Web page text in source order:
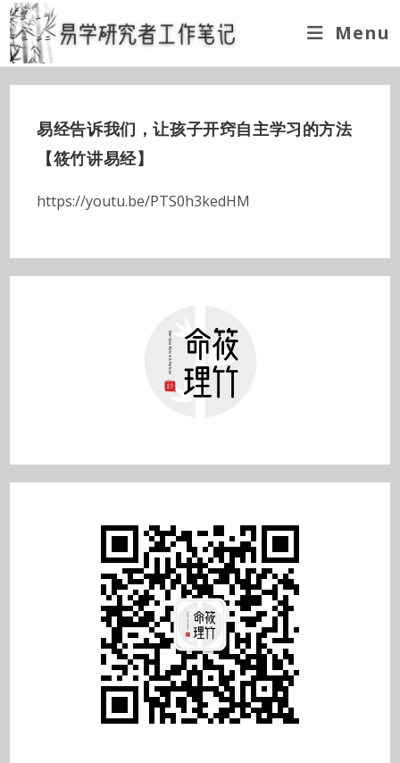
Skip
to
content
Menu
易经告诉我们，让孩子开窍自主学习的方法
【筱竹讲易经】
https://youtu.be/PTS0h3kedHM